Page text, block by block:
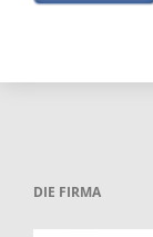
DIE FIRMA